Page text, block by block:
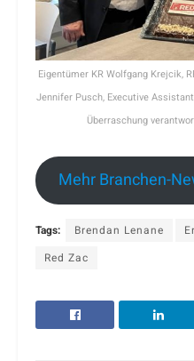
Eigentümer KR Wolfgang Krejcik,
Jennifer Pusch, Executive
Überraschung
Mehr Branchen-
Tags: Brendan Lenane
Red Zac